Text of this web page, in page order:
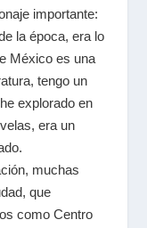
importante:
la época, era lo
México es una
tengo un
explorado en
era un
muchas
que
como Centro